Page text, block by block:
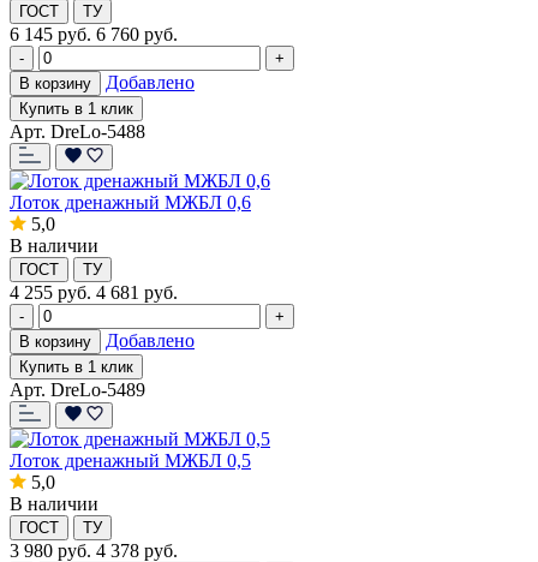
ГОСТ ТУ
6 145 руб. 6 760 руб.
-
+
В корзину
Добавлено
Купить в 1 клик
Арт. DreLo-5488
Лоток дренажный МЖБЛ 0,6
5,0
В наличии
ГОСТ ТУ
4 255 руб. 4 681 руб.
-
+
В корзину
Добавлено
Купить в 1 клик
Арт. DreLo-5489
Лоток дренажный МЖБЛ 0,5
5,0
В наличии
ГОСТ ТУ
3 980 руб. 4 378 руб.